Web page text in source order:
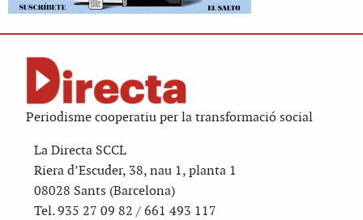
Periodisme cooperatiu per la transformació social
La Directa SCCL
Riera d’Escuder, 38, nau 1, planta 1
08028 Sants (Barcelona)
Tel. 935 27 09 82 / 661 493 117